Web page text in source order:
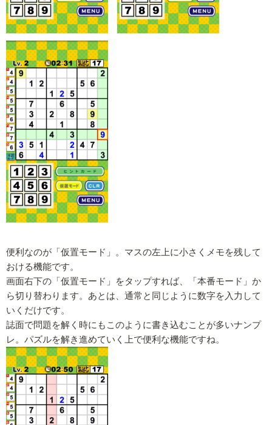
便利なのが「仮置モード」。マスの左上に小さくメモを残して
おける機能です。
画面右下の「仮置モード」をタップすれば、「本番モード」か
ら切り替わります。あとは、通常と同じように数字を入力して
いくだけです。
誌面で問題を解く時にもこのように書き込むことが多いナンプ
レ。パズルを解き進めていく上で便利な機能ですね。